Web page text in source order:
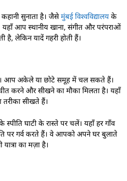
सुनाता है। जैसेमुंबई विश्वविद्यालय के
यहाँ आप स्थानीय खाना, संगीत और परंपराओं
है, लेकिन यादें गहरी होती हैं।
आप अकेले या छोटे समूह में चल सकते हैं।
करने और सीखने का मौका मिलता है। यहाँ
तरीका सीखते हैं।
घाटी के रास्ते पर चलें। यहाँ हर गाँव
पर गर्व करते हैं। वे आपको अपने घर बुलाते
का मज़ा है।